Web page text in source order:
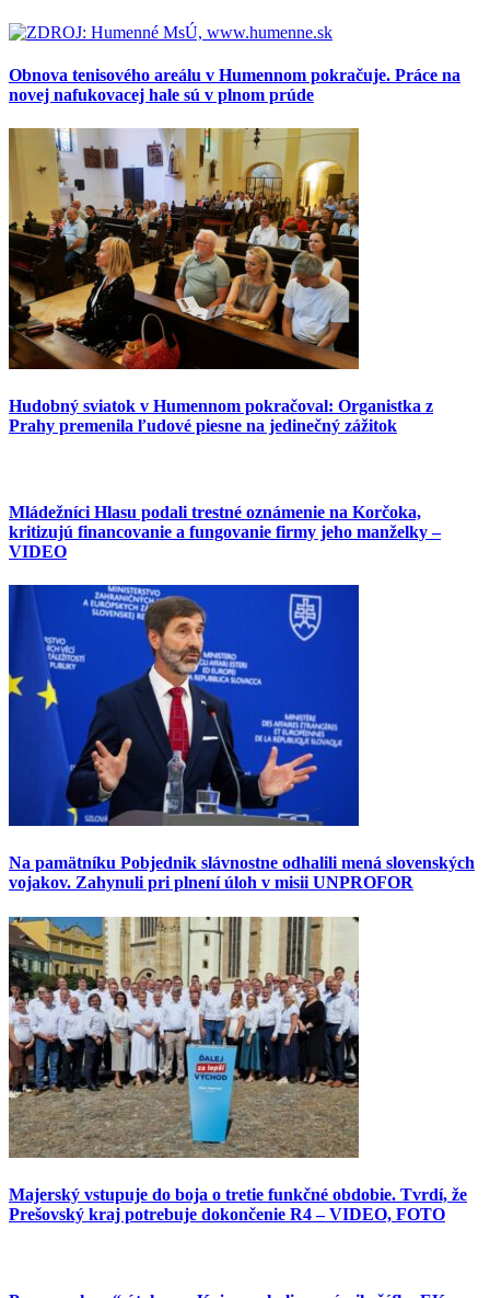
Obnova tenisového areálu v Humennom pokračuje. Práce na
novej nafukovacej hale sú v plnom prúde
Hudobný sviatok v Humennom pokračoval: Organistka z
Prahy premenila ľudové piesne na jedinečný zážitok
Mládežníci Hlasu podali trestné oznámenie na Korčoka,
kritizujú financovanie a fungovanie firmy jeho manželky –
VIDEO
Na pamätníku Pobjednik slávnostne odhalili mená slovenských
vojakov. Zahynuli pri plnení úloh v misii UNPROFOR
Majerský vstupuje do boja o tretie funkčné obdobie. Tvrdí, že
Prešovský kraj potrebuje dokončenie R4 – VIDEO, FOTO